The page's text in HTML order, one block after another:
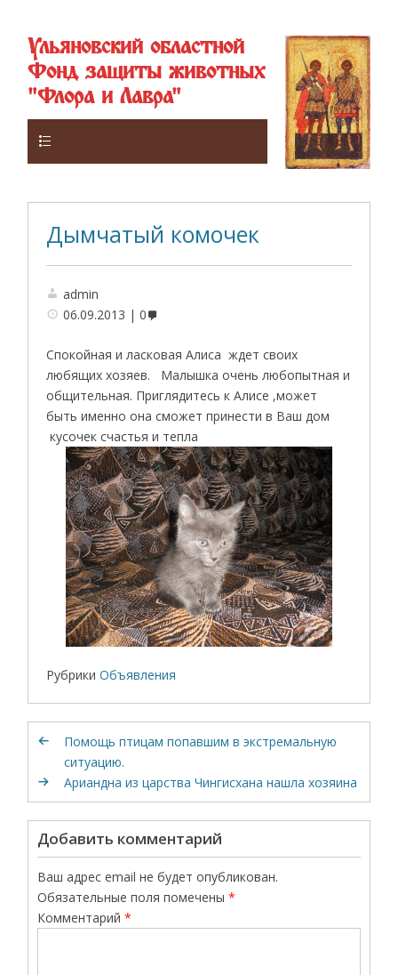
Ульяновский областной
Фонд защиты животных
"Флора и Лавра"
Дымчатый комочек
admin
06.09.2013
0
Спокойная и ласковая Алиса ждет своих
любящих хозяев. Малышка очень любопытная и
общительная. Приглядитесь к Алисе ,может
быть именно она сможет принести в Ваш дом
кусочек счастья и тепла
Рубрики Объявления
Помощь птицам попавшим в экстремальную
ситуацию.
Ариандна из царства Чингисхана нашла хозяина
Добавить комментарий
Ваш адрес email не будет опубликован.
Обязательные поля помечены*
Комментарий*